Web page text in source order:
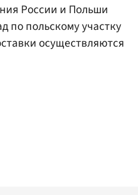
России и Польши
по польскому участку
осуществляются